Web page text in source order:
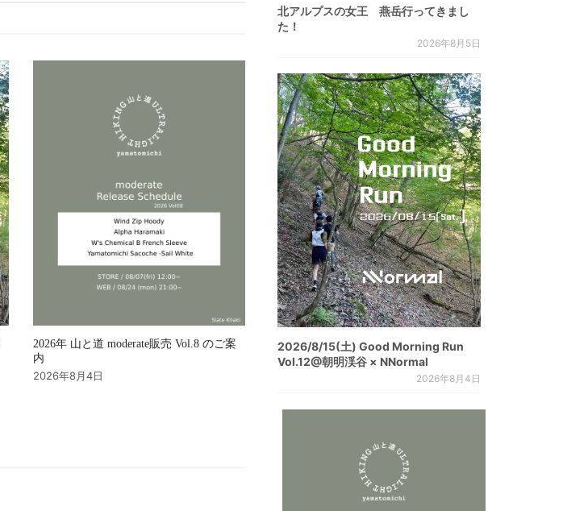
2026年 山と道 moderate販売 Vol.8 のご案
内
2026年8月4日
北アルプスの女王 燕岳行ってきまし
た！
2026年8月5日
2026/8/15(土) Good Morning Run
Vol.12@朝明渓谷 × NNormal
2026年8月4日